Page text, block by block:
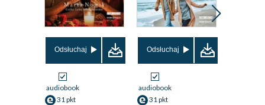
Odsłuchaj
audiobook
31 pkt
Odsłuchaj
audiobook
31 pkt